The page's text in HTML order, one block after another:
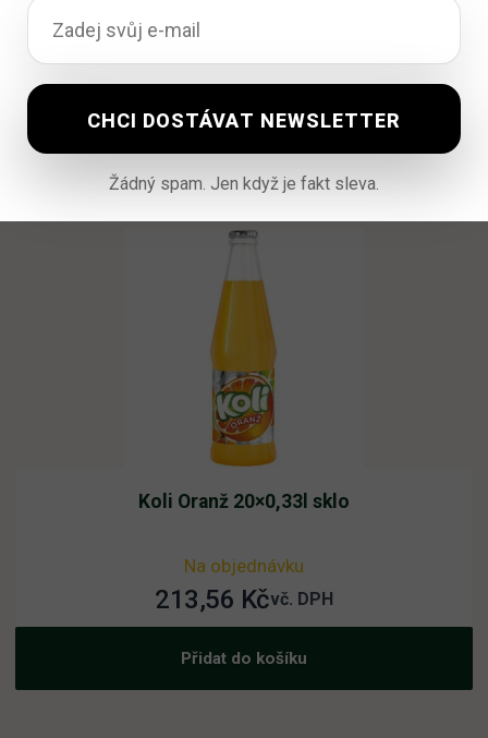
150,87
Koli Oranž 20×0,33l sklo
Na objednávku
213,56 Kčvč. DPH
Přidat do košíku
Žádný spam. Jen když je fakt sleva.